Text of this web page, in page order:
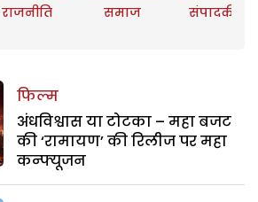
राजनीति समाज संपादकीय
फिल्म
अंधविश्वास या टोटका – महा बजट
की ‘रामायण’ की रिलीज पर महा
कन्फ्यूजन